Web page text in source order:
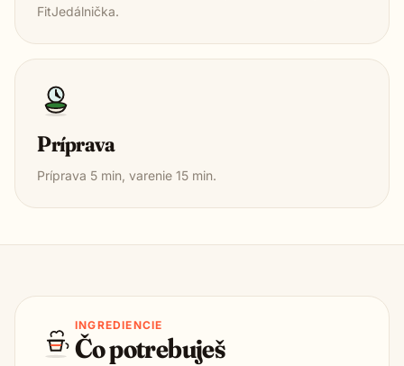
FitJedálnička.
Príprava
Príprava 5 min, varenie 15 min.
INGREDIENCIE
Čo potrebuješ